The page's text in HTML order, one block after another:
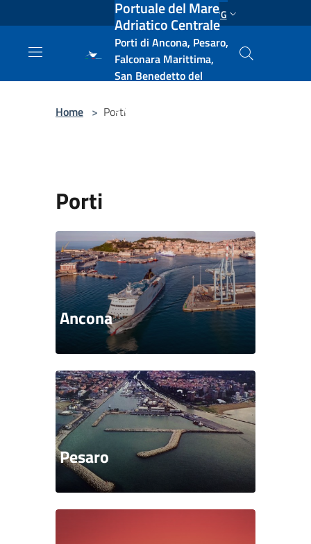
Salta al contenuto principale ENG
Portuale del Mare
Adriatico Centrale
Porti di Ancona, Pesaro,
Falconara Marittima,
San Benedetto del
e Vasto
Home > Porti
Porti
Ancona
Pesaro